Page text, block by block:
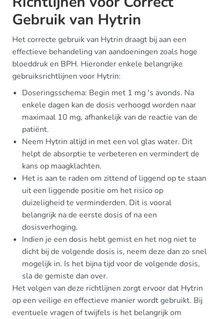
Gebruik van Hytrin
Het correcte gebruik van Hytrin draagt bij aan een
effectieve behandeling van aandoeningen zoals hoge
bloeddruk en BPH. Hieronder enkele belangrijke
gebruiksrichtlijnen voor Hytrin:
Doseringsschema: Begin met 1 mg 's avonds. Na
enkele dagen kan de dosis verhoogd worden naar
maximaal 10 mg, afhankelijk van de reactie van de
patiënt.
Neem Hytrin altijd in met een vol glas water. Dit
helpt de absorptie te verbeteren en vermindert de
kans op maagklachten.
Het is aan te raden om zittend of liggend op te staan
uit een liggende positie om het risico op
duizeligheid te verminderden. Dit is vooral
belangrijk na de eerste dosis of na een
dosisverhoging.
Indien je een dosis hebt gemist en het nog niet te
dicht bij de volgende dosis is, neem deze dan zo snel
mogelijk in. Is het bijna tijd voor de volgende dosis,
sla de gemiste dan over.
Het volgen van deze richtlijnen zorgt ervoor dat Hytrin
op een veilige en effectieve manier wordt gebruikt. Bij
eventuele vragen of twijfels is het belangrijk om